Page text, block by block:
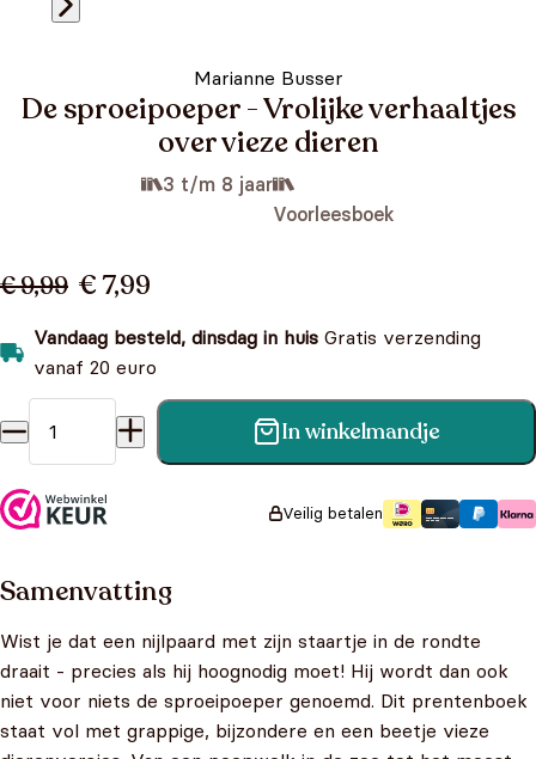
Marianne Busser
De sproeipoeper - Vrolijke verhaaltjes
over vieze dieren
3 t/m 8 jaar
Voorleesboek
€ 9,99 € 7,99
Vandaag besteld, dinsdag in huis Gratis verzending
vanaf 20 euro
De sproeipoeper - Vrolijke verhaaltjes over vieze dieren
In winkelmandje
Veilig betalen
Samenvatting
Wist je dat een nijlpaard met zijn staartje in de rondte
draait - precies als hij hoognodig moet! Hij wordt dan ook
niet voor niets de sproeipoeper genoemd. Dit prentenboek
staat vol met grappige, bijzondere en een beetje vieze